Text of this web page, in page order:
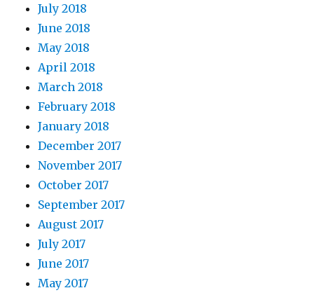
July 2018
June 2018
May 2018
April 2018
March 2018
February 2018
January 2018
December 2017
November 2017
October 2017
September 2017
August 2017
July 2017
June 2017
May 2017